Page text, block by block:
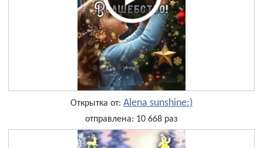
Открытка от: Alena sunshine:)
отправлена: 10 668 раз